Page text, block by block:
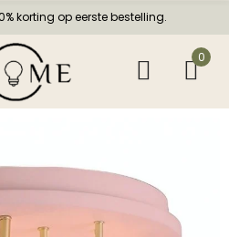
korting op eerste bestelling.
0